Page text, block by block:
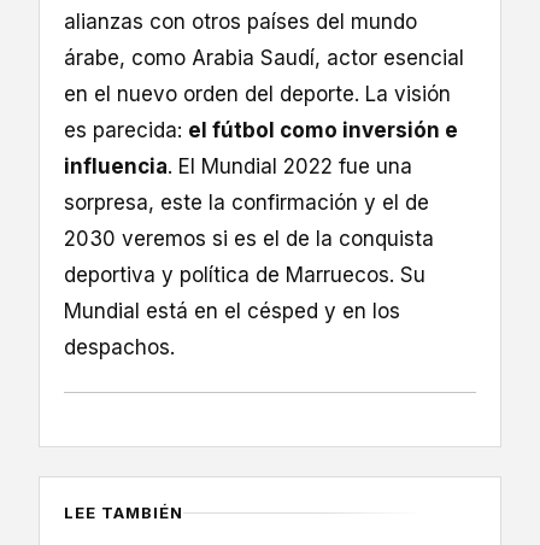
alianzas con otros países del mundo
árabe, como Arabia Saudí, actor esencial
en el nuevo orden del deporte. La visión
es parecida: el fútbol como inversión e
influencia. El Mundial 2022 fue una
sorpresa, este la confirmación y el de
2030 veremos si es el de la conquista
deportiva y política de Marruecos. Su
Mundial está en el césped y en los
despachos.
LEE TAMBIÉN